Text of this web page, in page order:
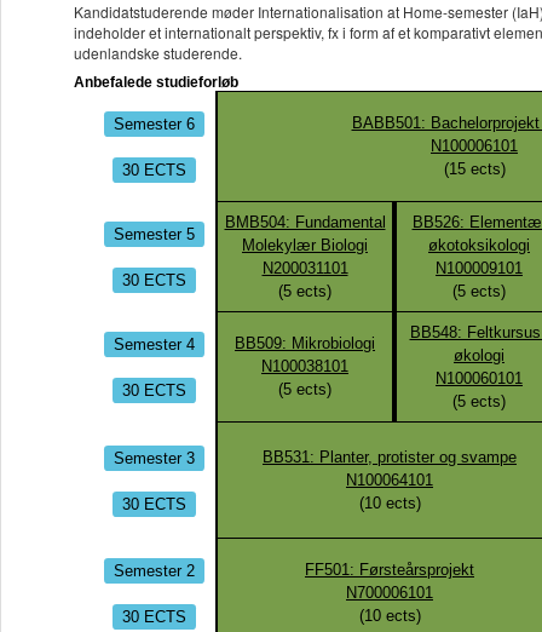
Kandidatstuderende møder Internationalisation at Home-semester
indeholder et internationalt perspektiv, fx i form af et komparativt
udenlandske studerende.
Anbefalede studieforløb
Semester 6
30 ECTS
BABB501:
N100006101
(15ects)
Semester 5
30 ECTS
BMB504: Fundamental
Molekylær Biologi
N200031101
(5 ects)
BB526:
økotoksikologi
N100009101
(5 ects)
Semester 4
30 ECTS
BB509: Mikrobiologi
N100038101
(5 ects)
BB548:
økologi
N100060101
(5 ects)
Semester 3
30 ECTS
BB531: Planter, protister og svampe
N100064101
(10ects)
Semester 2
30 ECTS
FF501: Førsteårsprojekt
N700006101
(10ects)